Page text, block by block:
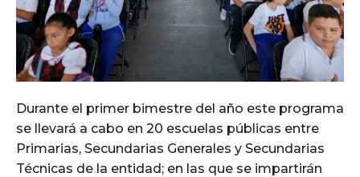
Durante el primer bimestre del año este programa
se llevará a cabo en 20 escuelas públicas entre
Primarias, Secundarias Generales y Secundarias
Técnicas de la entidad; en las que se impartirán